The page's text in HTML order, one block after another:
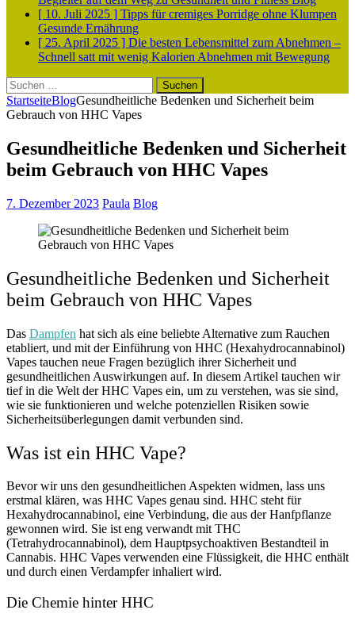
[ 10. Juli 2025 ] Tipps für cremiges Porridge ohne Klumpen
Gesunde Ernährung
[ 25. April 2025 ] Die besten Lebensmittel zum Abnehmen –
Schnell satt mit wenig Kalorien Abnehmen mit Bewegung
Suchen
nach:
StartseiteBlogGesundheitliche Bedenken und Sicherheit beim
Gebrauch von HHC Vapes
Gesundheitliche Bedenken und Sicherheit
beim Gebrauch von HHC Vapes
7. Dezember 2023 Paula Blog
Gesundheitliche Bedenken und Sicherheit
beim Gebrauch von HHC Vapes
Das Dampfen hat sich als eine beliebte Alternative zum Rauchen
etabliert, und mit der Einführung von HHC (Hexahydrocannabinol)
Vapes tauchen neue Fragen bezüglich ihrer Sicherheit und
gesundheitlichen Auswirkungen auf. In diesem Artikel tauchen wir
tief in die Welt der HHC Vapes ein, um zu verstehen, was sie sind,
wie sie funktionieren und welche potenziellen Risiken sowie
Sicherheitsüberlegungen damit verbunden sind.
Was ist ein HHC Vape?
Bevor wir uns den gesundheitlichen Aspekten widmen, lass uns
erstmal klären, was HHC Vapes genau sind. HHC steht für
Hexahydrocannabinol, eine Verbindung, die aus der Hanfpflanze
gewonnen wird. Sie ist eng verwandt mit THC
(Tetrahydrocannabinol), dem Hauptpsychoaktiven Bestandteil in
Cannabis. HHC Vapes verwenden eine Flüssigkeit, die HHC enthält
und durch einen Verdampfer inhaliert wird.
Die Chemie hinter HHC